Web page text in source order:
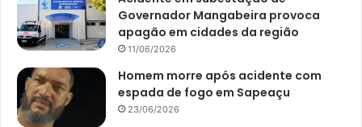
Governador Mangabeira provoca
apagão em cidades da região
11/06/2026
Homem morre após acidente com
espada de fogo em Sapeaçu
23/06/2026